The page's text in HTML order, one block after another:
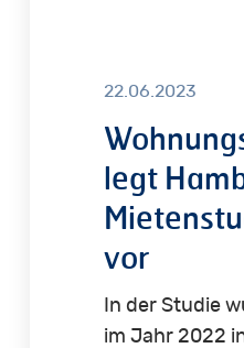
22.06.2023
legt
vor
In der Studie
im Jahr 2022